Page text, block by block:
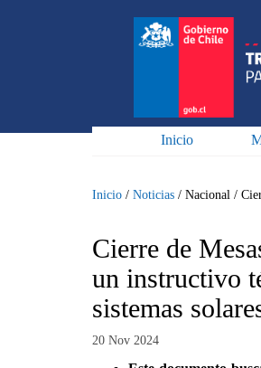
Inicio
Inicio / Noticias / Nacional /
Cierre de
un instructivo
sistemas
20 Nov 2024